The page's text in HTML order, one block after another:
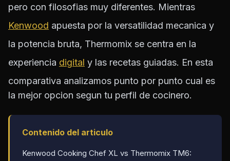
pero con filosofias muy diferentes. Mientras
Kenwood apuesta por la versatilidad mecanica y
la potencia bruta, Thermomix se centra en la
experiencia digital y las recetas guiadas. En esta
comparativa analizamos punto por punto cual es
la mejor opcion segun tu perfil de cocinero.
Contenido del articulo
Kenwood Cooking Chef XL vs Thermomix TM6: